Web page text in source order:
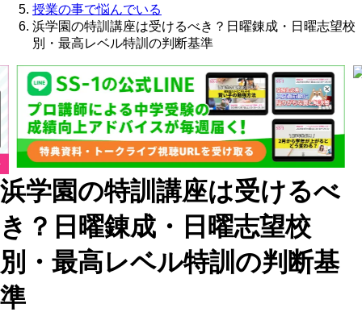
授業の事で悩んでいる
浜学園の特訓講座は受けるべき？日曜錬成・日曜志望校
別・最高レベル特訓の判断基準
浜学園の特訓講座は受けるべ
き？日曜錬成・日曜志望校
別・最高レベル特訓の判断基
準